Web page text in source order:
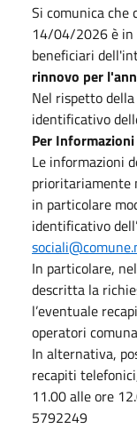
Si comunica che
14/04/2026 è in
beneficiari
rinnovo per
Nel rispetto
identificativo
Per Informazioni
Le informazioni
prioritariamente
in particolare
identificativo
In particolare,
descritta la
l’eventuale
operatori
In alternativa,
recapiti
11.00 alle ore
5792249